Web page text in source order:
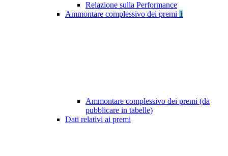
Relazione sulla Performance
Ammontare complessivo dei premi 1
Ammontare complessivo dei premi (da
pubblicare in tabelle)
Dati relativi ai premi